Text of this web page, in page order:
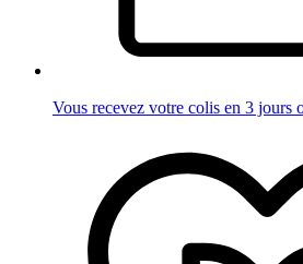
Vous recevez votre colis en 3 jours